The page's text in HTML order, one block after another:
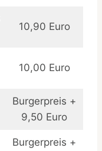
10,90 Euro
10,00 Euro
Burgerpreis +
9,50 Euro
Burgerpreis +